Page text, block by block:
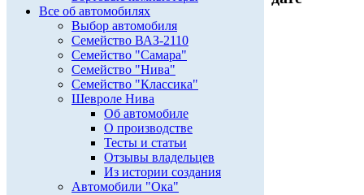
Все об автомобилях
Выбор автомобиля
Семейство ВАЗ-2110
Семейство "Самара"
Семейство "Нива"
Семейство "Классика"
Шевроле Нива
Об автомобиле
О производстве
Тесты и статьи
Отзывы владельцев
Из истории создания
Автомобили "Ока"